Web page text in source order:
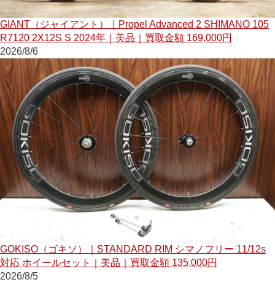
GIANT（ジャイアント）｜Propel Advanced 2 SHIMANO 105
R7120 2X12S S 2024年｜美品｜買取金額 169,000円
2026/8/6
GOKISO（ゴキソ）｜STANDARD RIM シマノフリー 11/12s
対応 ホイールセット｜美品｜買取金額 135,000円
2026/8/5